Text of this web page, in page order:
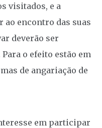
visitados, e a
ao encontro das suas
deverão ser
o efeito estão em
de angariação de
em participar